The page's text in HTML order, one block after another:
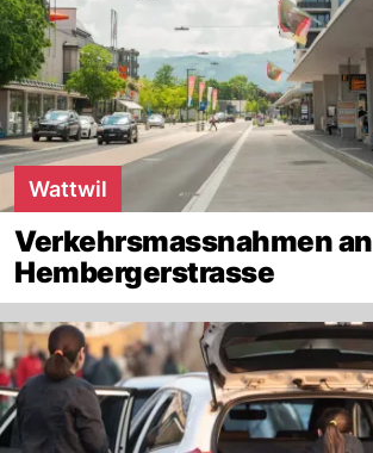
Wattwil
Verkehrsmassnahmen an
Hembergerstrasse